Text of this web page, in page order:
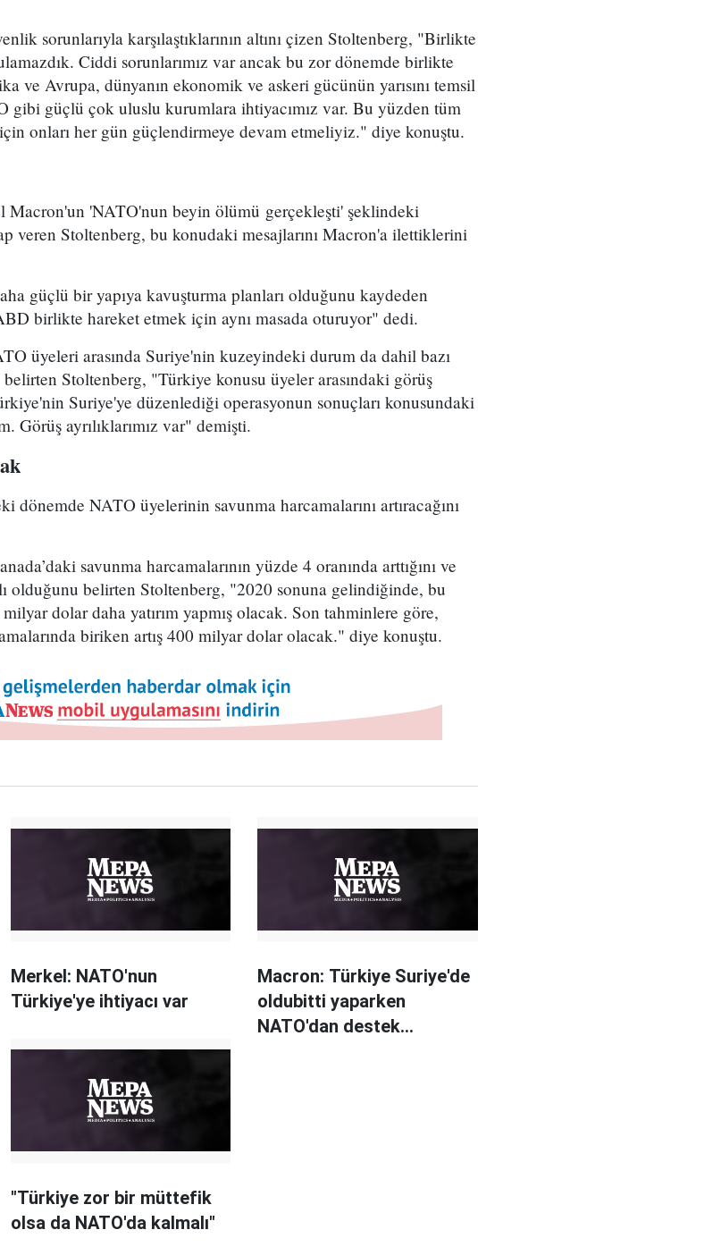
sorunlarıyla karşılaştıklarının altını çizen Stoltenberg, "Birlikte
Ciddi sorunlarımız var ancak bu zor dönemde birlikte
ve Avrupa, dünyanın ekonomik ve askeri gücünün yarısını temsil
gibi güçlü çok uluslu kurumlara ihtiyacımız var. Bu yüzden tüm
onları her gün güçlendirmeye devam etmeliyiz." diye konuştu.
Macron'un 'NATO'nun beyin ölümü gerçekleşti' şeklindeki
veren Stoltenberg, bu konudaki mesajlarını Macron'a ilettiklerini
güçlü bir yapıya kavuşturma planları olduğunu kaydeden
birlikte hareket etmek için aynı masada oturuyor" dedi.
üyeleri arasında Suriye'nin kuzeyindeki durum da dahil bazı
belirten Stoltenberg, "Türkiye konusu üyeler arasındaki görüş
Suriye'ye düzenlediği operasyonun sonuçları konusundaki
Görüş ayrılıklarımız var" demişti.
NATO üyelerinin savunma harcamalarını artıracağını
savunma harcamalarının yüzde 4 oranında arttığını ve
olduğunu belirten Stoltenberg, "2020 sonuna gelindiğinde, bu
dolar daha yatırım yapmış olacak. Son tahminlere göre,
biriken artış 400 milyar dolar olacak." diye konuştu.
Merkel: NATO'nun
Türkiye'ye ihtiyacı var
Macron: Türkiye Suriye'de
oldubitti yaparken
NATO'dan destek
"Türkiye zor bir müttefik
olsa da NATO'da kalmalı"